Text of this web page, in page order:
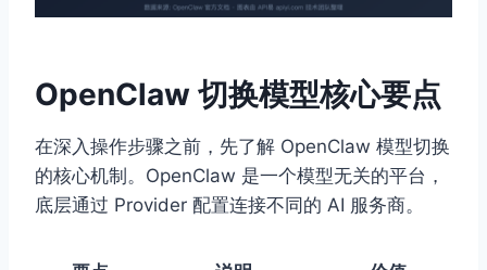
OpenClaw 切换模型核心要点
在深入操作步骤之前，先了解 OpenClaw 模型切换
的核心机制。OpenClaw 是一个模型无关的平台，
底层通过 Provider 配置连接不同的 AI 服务商。